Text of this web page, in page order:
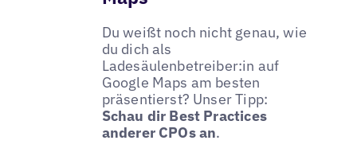
Du weißt noch nicht genau, wie
du dich als
Ladesäulenbetreiber:in auf
Google Maps am besten
präsentierst? Unser Tipp:
Schau dir Best Practices
anderer CPOs an.